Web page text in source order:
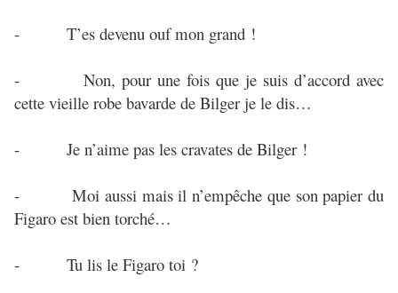
- T’es devenu ouf mon grand !
- Non, pour une fois que je suis d’accord avec
cette vieille robe bavarde de Bilger je le dis…
- Je n’aime pas les cravates de Bilger !
- Moi aussi mais il n’empêche que son papier du
Figaro est bien torché…
- Tu lis le Figaro toi ?